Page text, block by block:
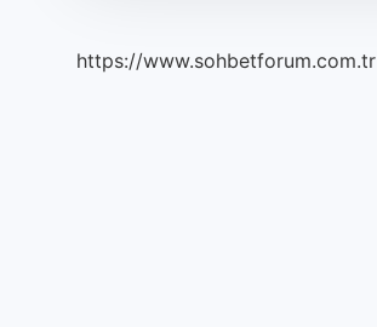
https://www.sohbetforum.com.tr